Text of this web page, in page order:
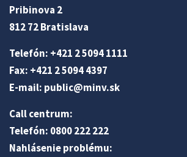
Pribinova 2
812 72 Bratislava
Telefón: +421 2 5094 1111
Fax: +421 2 5094 4397
E-mail: public@minv.sk
Call centrum:
Telefón: 0800 222 222
Nahlásenie problému: